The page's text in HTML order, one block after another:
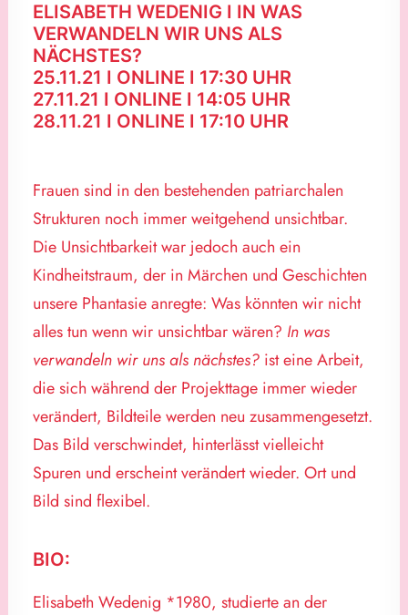
ELISABETH WEDENIG I IN WAS
VERWANDELN WIR UNS ALS
NÄCHSTES?
25.11.21 I ONLINE I 17:30 UHR
27.11.21 I ONLINE I 14:05 UHR
28.11.21 I ONLINE I 17:10 UHR
Frauen sind in den bestehenden patriarchalen
Strukturen noch immer weitgehend unsichtbar.
Die Unsichtbarkeit war jedoch auch ein
Kindheitstraum, der in Märchen und Geschichten
unsere Phantasie anregte: Was könnten wir nicht
alles tun wenn wir unsichtbar wären? In was
verwandeln wir uns als nächstes? ist eine Arbeit,
die sich während der Projekttage immer wieder
verändert, Bildteile werden neu zusammengesetzt.
Das Bild verschwindet, hinterlässt vielleicht
Spuren und erscheint verändert wieder. Ort und
Bild sind flexibel.
BIO:
Elisabeth Wedenig *1980, studierte an der